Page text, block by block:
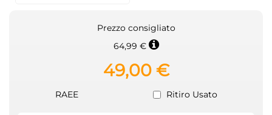
Prezzo consigliato
64,99 €
49,00 €
RAEE Ritiro Usato